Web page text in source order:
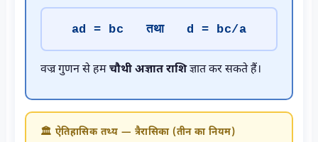
ad = bc तथा d = bc/a
वज्र गुणन से हमचौथी अज्ञात राशिज्ञात कर सकते हैं।
🏛️ ऐतिहासिक तथ्य — त्रैरासिका (तीन का नियम)